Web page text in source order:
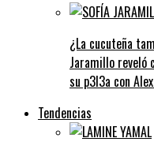
¿La cucuteña
Jaramillo reveló
su p3l3a con
Tendencias